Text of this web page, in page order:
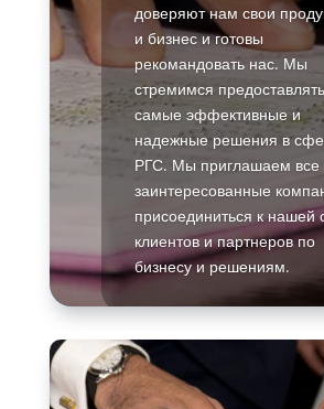
доверяют нам свои
и бизнес и готовы
рекомандовать нас. Мы
стремимся
самые эффективные и
надежные решения в
РГС. Мы приглашаем все
заинтересованные
присоединиться к нашей
клиентов и партнеров по
бизнесу и решениям.